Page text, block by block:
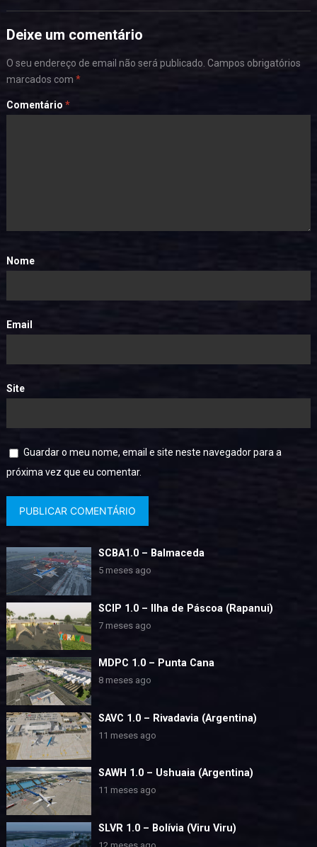
Deixe um comentário
O seu endereço de email não será publicado. Campos obrigatórios
marcados com *
Comentário *
Nome
Email
Site
Guardar o meu nome, email e site neste navegador para a
próxima vez que eu comentar.
SCBA1.0 – Balmaceda
5 meses ago
SCIP 1.0 – Ilha de Páscoa (Rapanui)
7 meses ago
MDPC 1.0 – Punta Cana
8 meses ago
SAVC 1.0 – Rivadavia (Argentina)
11 meses ago
SAWH 1.0 – Ushuaia (Argentina)
11 meses ago
SLVR 1.0 – Bolívia (Viru Viru)